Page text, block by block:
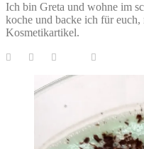
Ich bin Greta und wohne im
koche und backe ich für euch,
Kosmetikartikel.